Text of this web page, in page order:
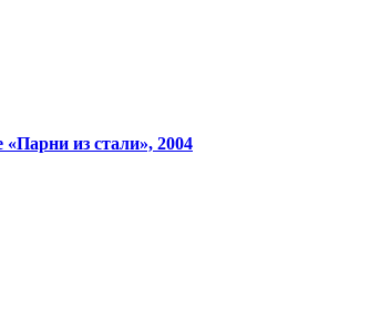
«Парни из стали», 2004